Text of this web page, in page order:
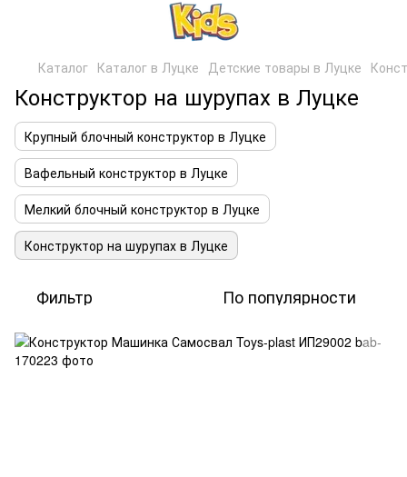
Каталог Каталог в Луцке Детские товары в Луцке
Конструктор на шурупах в Луцке
Крупный блочный конструктор в Луцке
Вафельный конструктор в Луцке
Мелкий блочный конструктор в Луцке
Конструктор на шурупах в Луцке
Фильтр По популярности